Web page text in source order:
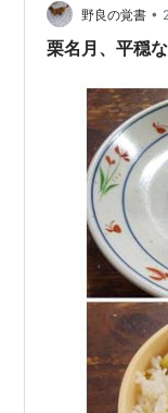
るべきものでは
栗はナッツ感の
野良の覚書 •
栗名月、平穏